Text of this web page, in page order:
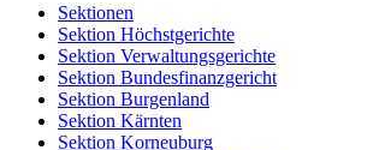
Sektionen
Sektion Höchstgerichte
Sektion Verwaltungsgerichte
Sektion Bundesfinanzgericht
Sektion Burgenland
Sektion Kärnten
Sektion Korneuburg